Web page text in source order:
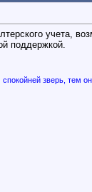
учета,
поддержкой.
зверь, тем он